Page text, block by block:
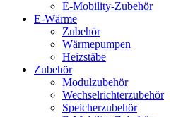
E-Mobility-Zubehör
E-Wärme
Zubehör
Wärmepumpen
Heizstäbe
Zubehör
Modulzubehör
Wechselrichterzubehör
Speicherzubehör